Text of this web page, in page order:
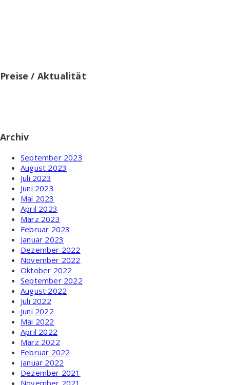
Preise / Aktualität
Archiv
September 2023
August 2023
Juli 2023
Juni 2023
Mai 2023
April 2023
März 2023
Februar 2023
Januar 2023
Dezember 2022
November 2022
Oktober 2022
September 2022
August 2022
Juli 2022
Juni 2022
Mai 2022
April 2022
März 2022
Februar 2022
Januar 2022
Dezember 2021
November 2021